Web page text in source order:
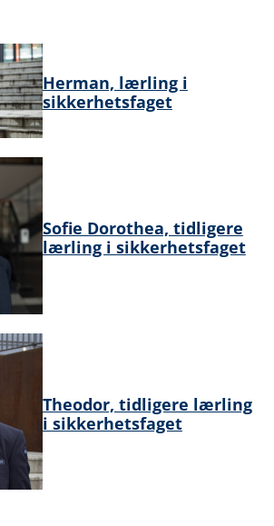
Herman, lærling i
sikkerhetsfaget
Sofie Dorothea, tidligere
lærling i sikkerhetsfaget
Theodor, tidligere lærling
i sikkerhetsfaget